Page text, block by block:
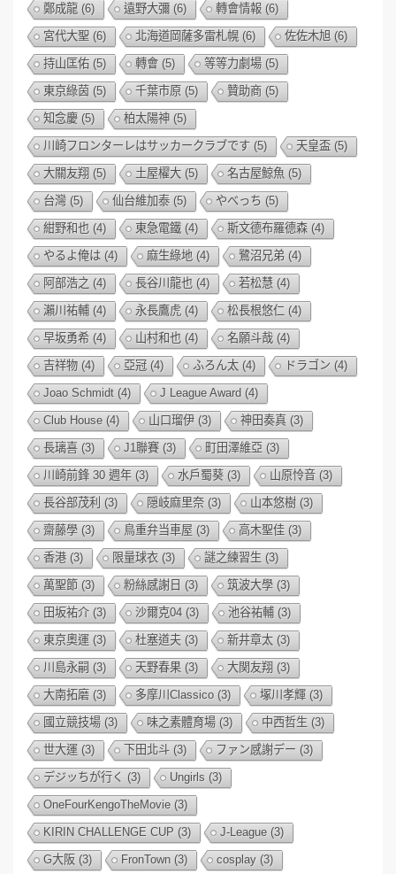
鄭成龍 (6) 遠野大彌 (6) 轉會情報 (6)
宮代大聖 (6) 北海道岡薩多雷札幌 (6) 佐佐木旭 (6)
持山匡佑 (5) 轉會 (5) 等等力劇場 (5)
東京綠茵 (5) 千葉市原 (5) 贊助商 (5)
知念慶 (5) 柏太陽神 (5)
川崎フロンターレはサッカークラブです (5) 天皇盃 (5)
大關友翔 (5) 土屋櫂大 (5) 名古屋鯨魚 (5)
台灣 (5) 仙台維加泰 (5) やべっち (5)
紺野和也 (4) 東急電鐵 (4) 斯文德布羅德森 (4)
やるよ俺は (4) 麻生綠地 (4) 鷺沼兄弟 (4)
阿部浩之 (4) 長谷川龍也 (4) 若松慧 (4)
瀨川祐輔 (4) 永長鷹虎 (4) 松長根悠仁 (4)
早坂勇希 (4) 山村和也 (4) 名願斗哉 (4)
吉祥物 (4) 亞冠 (4) ふろん太 (4) ドラゴン (4)
Joao Schmidt (4) J League Award (4)
Club House (4) 山口瑠伊 (3) 神田奏真 (3)
長璃喜 (3) J1聯賽 (3) 町田澤維亞 (3)
川崎前鋒 30 週年 (3) 水戶蜀葵 (3) 山原怜音 (3)
長谷部茂利 (3) 隠岐麻里奈 (3) 山本悠樹 (3)
齋藤學 (3) 鳥重弁当車屋 (3) 高木聖佳 (3)
香港 (3) 限量球衣 (3) 謎之練習生 (3)
萬聖節 (3) 粉絲感謝日 (3) 筑波大學 (3)
田坂祐介 (3) 沙爾克04 (3) 池谷祐輔 (3)
東京奧運 (3) 杜塞道夫 (3) 新井章太 (3)
川島永嗣 (3) 天野春果 (3) 大関友翔 (3)
大南拓磨 (3) 多摩川Classico (3) 塚川孝輝 (3)
國立競技場 (3) 味之素體育場 (3) 中西哲生 (3)
世大運 (3) 下田北斗 (3) ファン感謝デー (3)
デジッちが行く (3) Ungirls (3)
OneFourKengoTheMovie (3)
KIRIN CHALLENGE CUP (3) J-League (3)
G大阪 (3) FronTown (3) cosplay (3)